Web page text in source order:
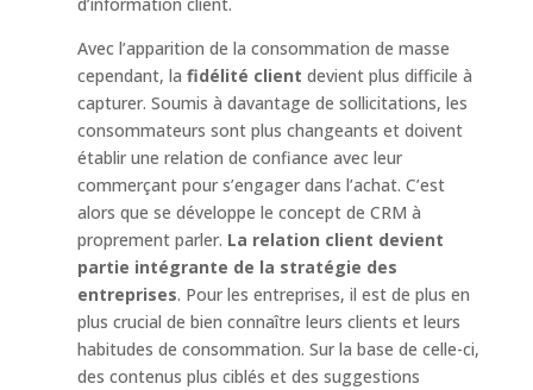
Avec l’apparition de la consommation de masse
cependant, la fidélité client devient plus difficile à
capturer. Soumis à davantage de sollicitations, les
consommateurs sont plus changeants et doivent
établir une relation de confiance avec leur
commerçant pour s’engager dans l’achat. C’est
alors que se développe le concept de CRM à
proprement parler. La relation client devient
partie intégrante de la stratégie des
entreprises. Pour les entreprises, il est de plus en
plus crucial de bien connaître leurs clients et leurs
habitudes de consommation. Sur la base de celle-ci,
des contenus plus ciblés et des suggestions